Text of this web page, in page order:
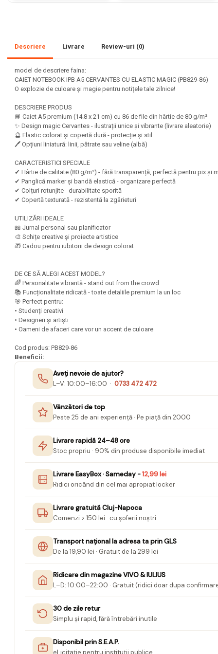
Acuarele Guase
pictura copii
Pensule scoala copii
Pensule cu rezervor
Pensule scolare bucata
Pensule scolare set
Lipiciuri
Foarfece pentru copii
Hartie si carton colorate
Hartie Creponata, Hartie
Glasata
Mape Birou/ Dosare Scolare
Trusa geometrie scolara
Rigle, echere si raportor
Sticle, caserole, pusculite,
suporturi copii
Etichete scolare
Stickere scolare
Plastilina, Planseta plastilina
Radiera
Socotitoare, Betisoare
Carti de Colorat pentru copii
Carti Educative
Jurnale cu cheita, lacat,
Pasta modelatoare
Harti de perete
Creta scolara
Glob Pamantesc Scolar
Materiale Didactice
Instrumente geometrie pentru
tabla scolara
Tablite de desenat magnetice
Sugativa
Articole papetarie pentru copii
Banda adeziva
Compas scolar
Descriere Livrare Review-uri (0)
model de descriere faina:
CAIET NOTEBOOK IPB A5 CERVANTES CU ELASTIC MAGIC (PB829-86)
O explozie de culoare și magie pentru notițele tale zilnice!
DESCRIERE PRODUS
📘 Caiet A5 premium (14.8 x 21 cm) cu 86 de file din hârtie de 80 g/m²
✨ Design magic Cervantes - ilustrații unice și vibrante (livrare aleatorie)
🔮 Elastic colorat și copertă dură - protecție și stil
🖊️ Opțiuni liniatură: linii, pătrate sau veline (albă)
CARACTERISTICI SPECIALE
✔ Hârtie de calitate (80 g/m²) - fără transparență, perfectă pentru pix și
✔ Panglică marker și bandă elastică - organizare perfectă
✔ Colțuri rotunjite - durabilitate sporită
✔ Copertă texturată - rezistentă la zgârieturi
UTILIZĂRI IDEALE
📖 Jurnal personal sau planificator
🎨 Schițe creative și proiecte artistice
🎁 Cadou pentru iubitorii de design colorat
DE CE SĂ ALEGI ACEST MODEL?
🌈 Personalitate vibrantă - stand out from the crowd
📚 Funcționalitate ridicată - toate detaliile premium la un loc
🎯 Perfect pentru:
• Studenți creativi
• Designeri și artiști
• Oameni de afaceri care vor un accent de culoare
Cod produs: PB829-86
Beneficii:
Aveți nevoie de ajutor?
L–V: 10:00–16:00 · 0733 472 472
Vânzători de top
Peste 25 de ani experiență · Pe piață din 2000
Livrare rapidă 24–48 ore
Stoc propriu · 90% din produse disponibile imediat
Livrare EasyBox · Sameday -12,99 lei
Ridici oricând din cel mai apropiat locker
Livrare gratuită Cluj-Napoca
Comenzi > 150 lei · cu șoferii noștri
Transport național la adresa ta prin GLS
De la 19,90 lei · Gratuit de la 299 lei
Ridicare din magazine VIVO & IULIUS
L–D: 10:00–22:00 · Gratuit (ridici doar dupa
30 de zile retur
Simplu și rapid, fără întrebări inutile
Disponibil prin S.E.A.P.
eLicitație pentru instituții publice